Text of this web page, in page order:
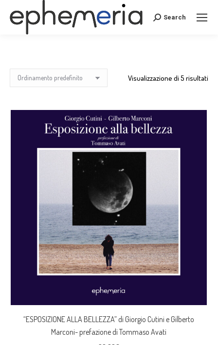
Search:Search
Visualizzazione di 5 risultati
“ESPOSIZIONE ALLA BELLEZZA” di Giorgio Cutini e Gilberto
Marconi- prefazione di Tommaso Avati